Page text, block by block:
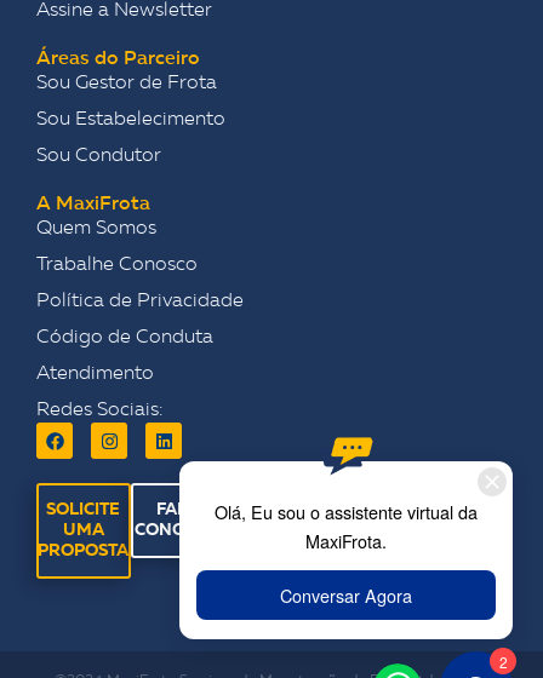
Assine a Newsletter
Áreas do Parceiro
Sou Gestor de Frota
Sou Estabelecimento
Sou Condutor
A MaxiFrota
Quem Somos
Trabalhe Conosco
Política de Privacidade
Código de Conduta
Atendimento
Redes Sociais:
SOLICITE
UMA
PROPOSTA
FALE
CONOSCO